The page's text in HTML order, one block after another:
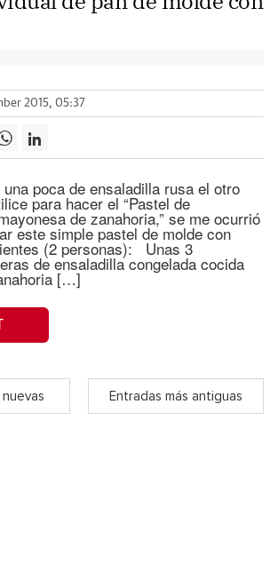
2015, 05:37
poca de ensaladilla rusa el otro
para hacer el “Pastel de
de zanahoria,” se me ocurrió
este simple pastel de molde con
(2 personas): Unas 3
de ensaladilla congelada cocida
[…]
nuevas Entradas más antiguas